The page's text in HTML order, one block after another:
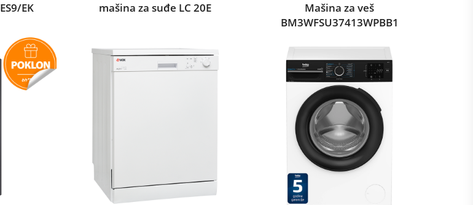
EK mašina za suđe LC 20E
Mašina za veš
BM3WFSU37413WPBB1